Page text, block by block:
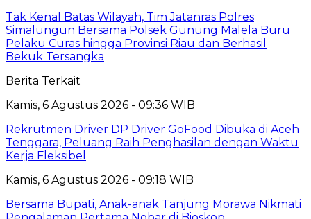
Tak Kenal Batas Wilayah, Tim Jatanras Polres
Simalungun Bersama Polsek Gunung Malela Buru
Pelaku Curas hingga Provinsi Riau dan Berhasil
Bekuk Tersangka
Berita Terkait
Kamis, 6 Agustus 2026 - 09:36 WIB
Rekrutmen Driver DP Driver GoFood Dibuka di Aceh
Tenggara, Peluang Raih Penghasilan dengan Waktu
Kerja Fleksibel
Kamis, 6 Agustus 2026 - 09:18 WIB
Bersama Bupati, Anak-anak Tanjung Morawa Nikmati